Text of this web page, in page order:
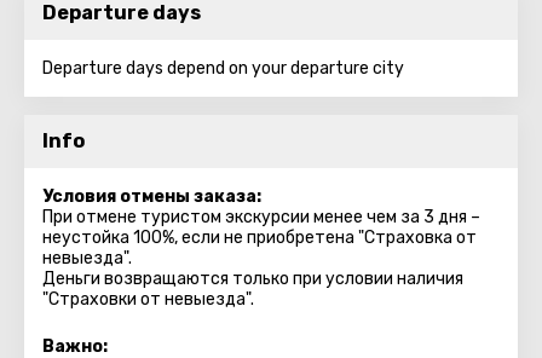
Departure days
Departure days depend on your departure city
Info
Условия отмены заказа:
При отмене туристом экскурсии менее чем за 3 дня –
неустойка 100%, если не приобретена "Страховка от
невыезда".
Деньги возвращаются только при условии наличия
"Страховки от невыезда".
Важно: